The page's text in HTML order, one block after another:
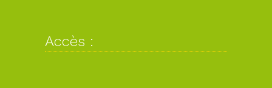
Accès :